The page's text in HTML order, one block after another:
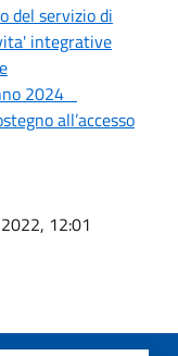
del servizio di
integrative
2024
all’accesso
12:01